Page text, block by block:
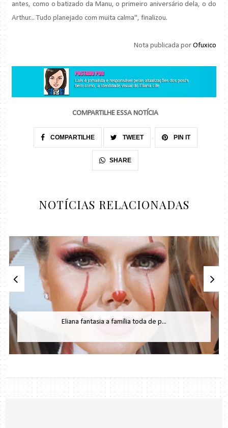
antes, como o batizado da Manu, o primeiro aniversário dela, o do
Arthur... Tudo planejado com muita calma", finalizou.
Nota publicada por Ofuxico
COMPARTILHE ESSA NOTÍCIA
COMPARTILHE TWEET PIN IT
SHARE
NOTÍCIAS RELACIONADAS
Eliana fantasia a família toda de p...